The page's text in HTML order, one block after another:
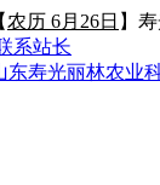
农历 6月26日 】
系站长